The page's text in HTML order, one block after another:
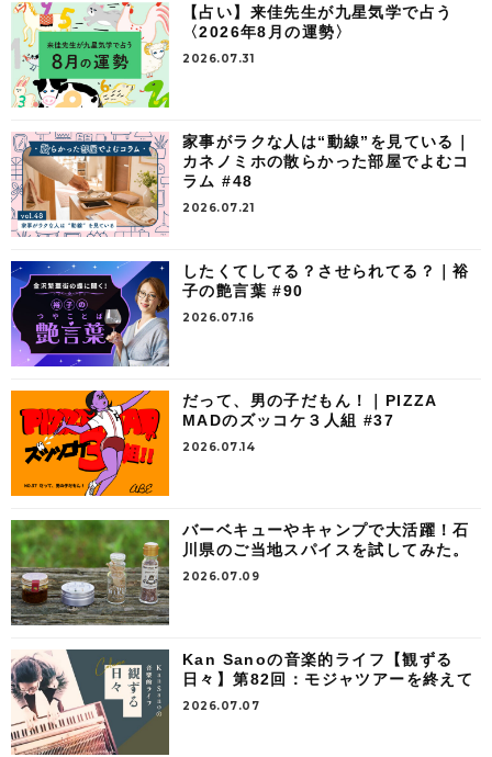
【占い】来佳先生が九星気学で占う
〈2026年8月の運勢〉
2026.07.31
家事がラクな人は“動線”を見ている｜
カネノミホの散らかった部屋でよむコ
ラム #48
2026.07.21
したくてしてる？させられてる？｜裕
子の艶言葉 #90
2026.07.16
だって、男の子だもん！｜PIZZA
MADのズッコケ３人組 #37
2026.07.14
バーベキューやキャンプで大活躍！石
川県のご当地スパイスを試してみた。
2026.07.09
Kan Sanoの音楽的ライフ【観ずる
日々】第82回：モジャツアーを終えて
2026.07.07